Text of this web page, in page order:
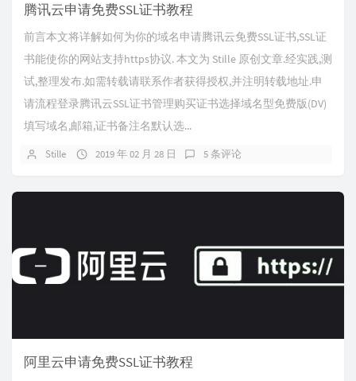
腾讯云申请免费SSL证书教程
前言本文将详解如何为你的域名申请腾讯云免费SSL证书,SSL证
书能使你的网站支持https协议. 本文为 Stille 原创文章.经实践,测
试,整理发布.如需转载请联系作者获得授权,并注明转载地址.申
请流程登录腾讯云SSL证书管理购买证书选择域名型免费版(DV)
填写域名,邮箱,证书备注名默认选...
Stille 2019 年 02 月 28 日 5 条评论
阿里云申请免费SSL证书教程